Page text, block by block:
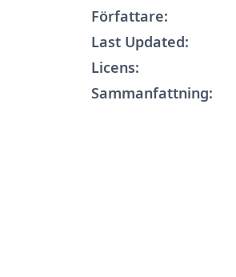
Författare:
Last Updated:
Licens:
Sammanfattning: